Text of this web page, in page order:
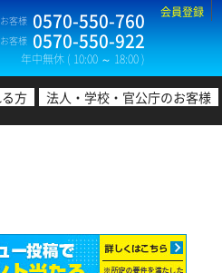
客様 0570-550-760
客様 0570-550-922
年中無休 ( 10:00 ～ 18:00 )
会員登録
方 法人・学校・官公庁のお客様